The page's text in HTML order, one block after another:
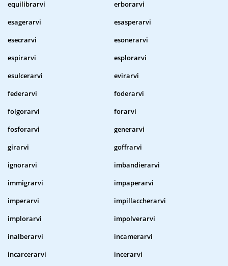
equilibrarvi
erborarvi
esagerarvi
esasperarvi
esecrarvi
esonerarvi
espirarvi
esplorarvi
esulcerarvi
evirarvi
federarvi
foderarvi
folgorarvi
forarvi
fosforarvi
generarvi
girarvi
goffrarvi
ignorarvi
imbandierarvi
immigrarvi
impaperarvi
imperarvi
impillaccherarvi
implorarvi
impolverarvi
inalberarvi
incamerarvi
incarcerarvi
incerarvi